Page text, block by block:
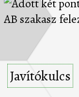
Javítókulcs